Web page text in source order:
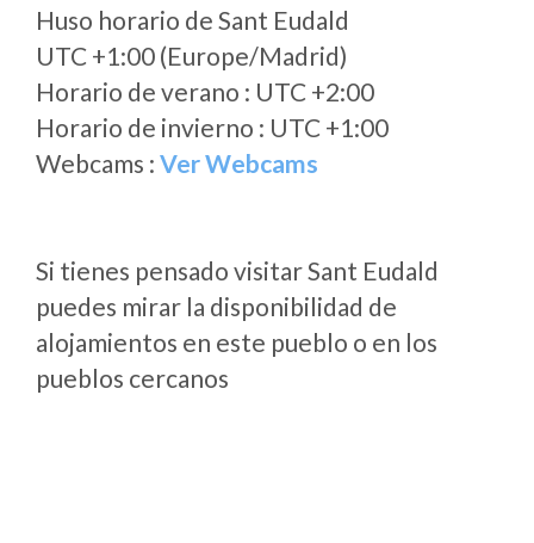
Huso horario de Sant Eudald
UTC +1:00 (Europe/Madrid)
Horario de verano : UTC +2:00
Horario de invierno : UTC +1:00
Webcams : Ver Webcams
Si tienes pensado visitar Sant Eudald
puedes mirar la disponibilidad de
alojamientos en este pueblo o en los
pueblos cercanos